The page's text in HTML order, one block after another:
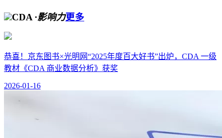
CDA ·影响力更多
恭喜！京东图书×光明网“2025年度百大好书”出炉，CDA 一级
教材《CDA 商业数据分析》获奖
2026-01-16